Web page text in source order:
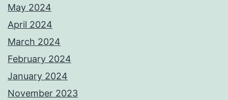
May 2024
April 2024
March 2024
February 2024
January 2024
November 2023